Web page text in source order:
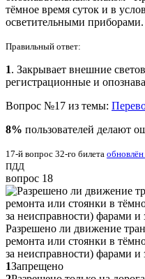
тёмное время суток и в
осветительными
Правильный ответ:
1. Закрывает внешние
регистрационные и
Вопрос №17 из темы:
8% пользователей делают
17-й вопрос 32-го билета обновлён
ПДД
вопрос 18
Разрешено ли движение
ремонта или стоянки в
за неисправности) фарами
1Запрещено